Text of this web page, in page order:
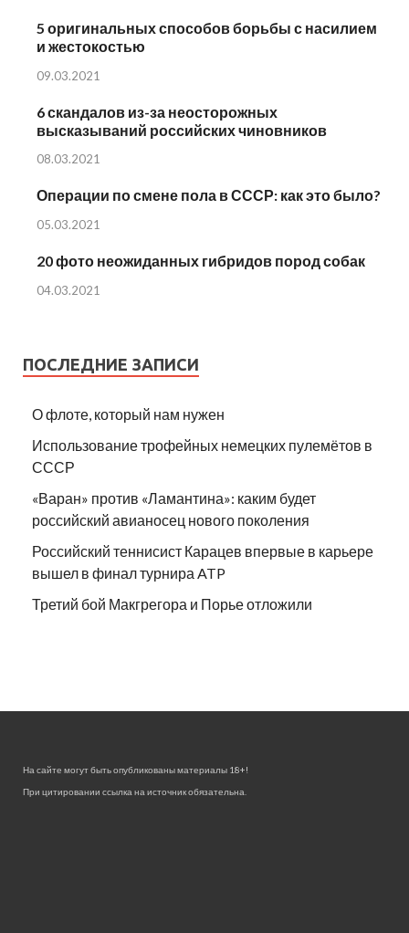
5 оригинальных способов борьбы с насилием
и жестокостью
09.03.2021
6 скандалов из-за неосторожных
высказываний российских чиновников
08.03.2021
Операции по смене пола в СССР: как это было?
05.03.2021
20 фото неожиданных гибридов пород собак
04.03.2021
ПОСЛЕДНИЕ ЗАПИСИ
О флоте, который нам нужен
Использование трофейных немецких пулемётов в
СССР
«Варан» против «Ламантина»: каким будет
российский авианосец нового поколения
Российский теннисист Карацев впервые в карьере
вышел в финал турнира ATP
Третий бой Макгрегора и Порье отложили
На сайте могут быть опубликованы материалы 18+!
При цитировании ссылка на источник обязательна.